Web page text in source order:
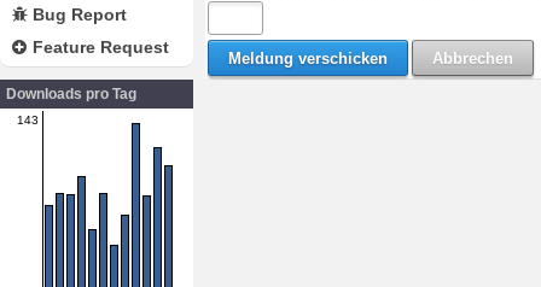
Bug Report
Feature Request
Downloads pro Tag
143